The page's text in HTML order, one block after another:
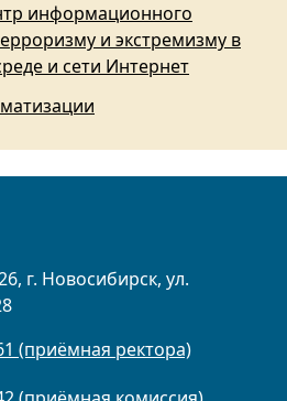
информационного
и экстремизму в
и сети Интернет
г. Новосибирск, ул.
(приёмная ректора)